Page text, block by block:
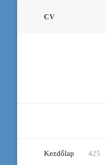
CV
Kezdőlap 425